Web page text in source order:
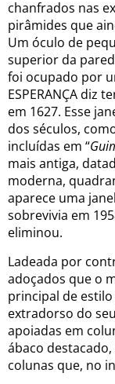
chanfrados nas
pirâmides que
Um óculo de
superior da
foi ocupado por
ESPERANÇA diz
em 1627. Esse
dos séculos,
incluídas em “
mais antiga,
moderna,
aparece uma
sobrevivia em
eliminou.
Ladeada por
adoçados que o
principal de
extradorso do
apoiadas em
ábaco
colunas que, no